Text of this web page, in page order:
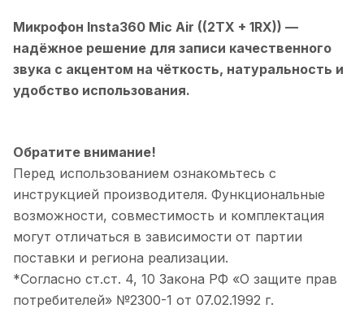
Микрофон Insta360 Mic Air ((2TX + 1RX)) —
надёжное решение для записи качественного
звука с акцентом на чёткость, натуральность и
удобство использования.
Обратите внимание!
Перед использованием ознакомьтесь с
инструкцией производителя. Функциональные
возможности, совместимость и комплектация
могут отличаться в зависимости от партии
поставки и региона реализации.
*Согласно ст.ст. 4, 10 Закона РФ «О защите прав
потребителей» №2300-1 от 07.02.1992 г.